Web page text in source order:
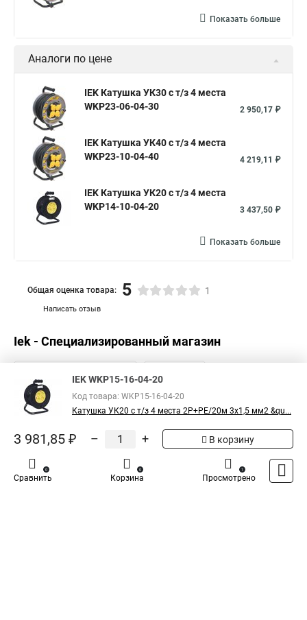
Показать больше
Аналоги по цене
IEK Катушка УК30 с т/з 4 места
WKP23-06-04-30
2 950,17 ₽
IEK Катушка УК40 с т/з 4 места
WKP23-10-04-40
4 219,11 ₽
IEK Катушка УК20 с т/з 4 места
WKP14-10-04-20
3 437,50 ₽
Показать больше
Написать отзыв
Общая оценка товара: 5 1
Iek - Специализированный магазин
IEK WKP15-16-04-20
Код товара: WKP15-16-04-20
Катушка УК20 с т/з 4 места 2Р+PЕ/20м 3х1,5 мм2 &qu...
3 981,85 ₽ – + В корзину
Сравнить
0
Корзина
0
Просмотрено
1